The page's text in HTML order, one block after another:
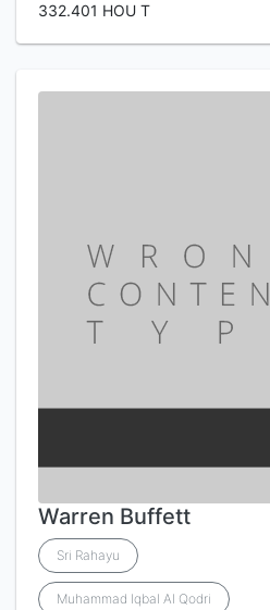
332.401 HOU T
Warren Buffett
Sri Rahayu
Muhammad Iqbal Al Qodri